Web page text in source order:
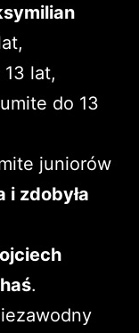
lat,
do 13
juniorów
i zdobyła
.